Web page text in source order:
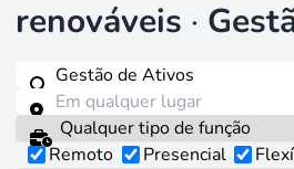
renováveis ·
Remoto Presencial